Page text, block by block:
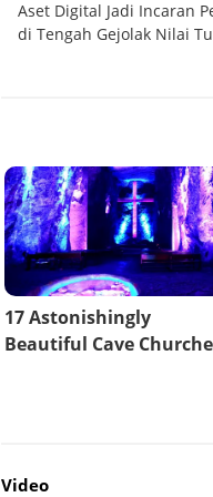
Aset Digital Jadi Incaran
di Tengah Gejolak Nilai
Video